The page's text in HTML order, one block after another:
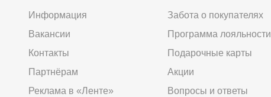
Информация
Вакансии
Контакты
Партнёрам
Реклама в «Ленте»
Забота о покупателях
Программа лояльности
Подарочные карты
Акции
Вопросы и ответы